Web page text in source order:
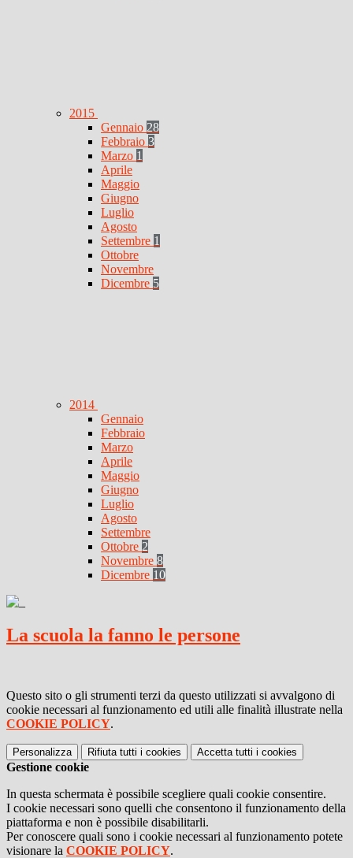
2015
Gennaio 28
Febbraio 3
Marzo 1
Aprile
Maggio
Giugno
Luglio
Agosto
Settembre 1
Ottobre
Novembre
Dicembre 5
2014
Gennaio
Febbraio
Marzo
Aprile
Maggio
Giugno
Luglio
Agosto
Settembre
Ottobre 2
Novembre 8
Dicembre 10
La scuola la fanno le persone
Questo sito o gli strumenti terzi da questo utilizzati si avvalgono di
cookie necessari al funzionamento ed utili alle finalità illustrate nella
COOKIE POLICY.
Personalizza Rifiuta tutti i cookies Accetta tutti i cookies
Gestione cookie
In questa schermata è possibile scegliere quali cookie consentire.
I cookie necessari sono quelli che consentono il funzionamento della
piattaforma e non è possibile disabilitarli.
Per conoscere quali sono i cookie necessari al funzionamento potete
visionare la COOKIE POLICY.